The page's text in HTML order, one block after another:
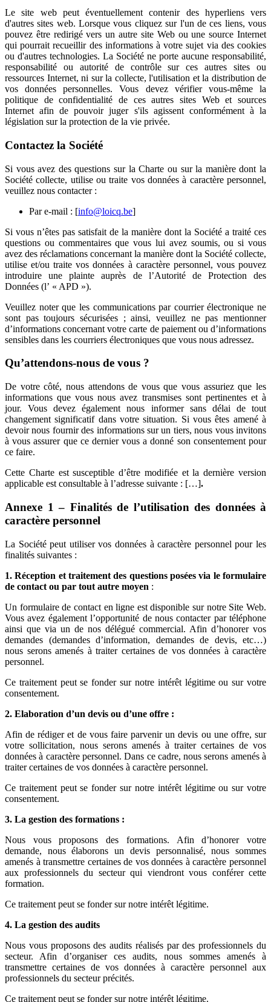
Le site web peut éventuellement contenir des hyperliens vers
d'autres sites web. Lorsque vous cliquez sur l'un de ces liens, vous
pouvez être redirigé vers un autre site Web ou une source Internet
qui pourrait recueillir des informations à votre sujet via des cookies
ou d'autres technologies. La Société ne porte aucune responsabilité,
responsabilité ou autorité de contrôle sur ces autres sites ou
ressources Internet, ni sur la collecte, l'utilisation et la distribution de
vos données personnelles. Vous devez vérifier vous-même la
politique de confidentialité de ces autres sites Web et sources
Internet afin de pouvoir juger s'ils agissent conformément à la
législation sur la protection de la vie privée.
Contactez la Société
Si vous avez des questions sur la Charte ou sur la manière dont la
Société collecte, utilise ou traite vos données à caractère personnel,
veuillez nous contacter :
Par e-mail : [info@loicq.be]
Si vous n’êtes pas satisfait de la manière dont la Société a traité ces
questions ou commentaires que vous lui avez soumis, ou si vous
avez des réclamations concernant la manière dont la Société collecte,
utilise et/ou traite vos données à caractère personnel, vous pouvez
introduire une plainte auprès de l’Autorité de Protection des
Données (l’ « APD »).
Veuillez noter que les communications par courrier électronique ne
sont pas toujours sécurisées ; ainsi, veuillez ne pas mentionner
d’informations concernant votre carte de paiement ou d’informations
sensibles dans les courriers électroniques que vous nous adressez.
Qu’attendons-nous de vous ?
De votre côté, nous attendons de vous que vous assuriez que les
informations que vous nous avez transmises sont pertinentes et à
jour. Vous devez également nous informer sans délai de tout
changement significatif dans votre situation. Si vous êtes amené à
devoir nous fournir des informations sur un tiers, nous vous invitons
à vous assurer que ce dernier vous a donné son consentement pour
ce faire.
Cette Charte est susceptible d’être modifiée et la dernière version
applicable est consultable à l’adresse suivante : […].
Annexe 1 – Finalités de l’utilisation des données à
caractère personnel
La Société peut utiliser vos données à caractère personnel pour les
finalités suivantes :
1.Réception et traitement des questions posées via le formulaire
de contact ou par tout autre moyen :
Un formulaire de contact en ligne est disponible sur notre Site Web.
Vous avez également l’opportunité de nous contacter par téléphone
ainsi que via un de nos délégué commercial. Afin d’honorer vos
demandes (demandes d’information, demandes de devis, etc…)
nous serons amenés à traiter certaines de vos données à caractère
personnel.
Ce traitement peut se fonder sur notre intérêt légitime ou sur votre
consentement.
2. Elaboration d’un devis ou d’une offre :
Afin de rédiger et de vous faire parvenir un devis ou une offre, sur
votre sollicitation, nous serons amenés à traiter certaines de vos
données à caractère personnel. Dans ce cadre, nous serons amenés à
traiter certaines de vos données à caractère personnel.
Ce traitement peut se fonder sur notre intérêt légitime ou sur votre
consentement.
3. La gestion des formations :
Nous vous proposons des formations. Afin d’honorer votre
demande, nous élaborons un devis personnalisé, nous sommes
amenés à transmettre certaines de vos données à caractère personnel
aux professionnels du secteur qui viendront vous conférer cette
formation.
Ce traitement peut se fonder sur notre intérêt légitime.
4. La gestion des audits
Nous vous proposons des audits réalisés par des professionnels du
secteur. Afin d’organiser ces audits, nous sommes amenés à
transmettre certaines de vos données à caractère personnel aux
professionnels du secteur précités.
Ce traitement peut se fonder sur notre intérêt légitime.